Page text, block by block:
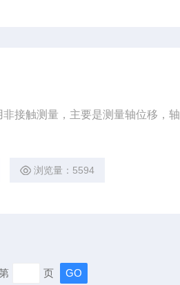
接触测量，主要是测量轴位移，
浏览量：5594
页